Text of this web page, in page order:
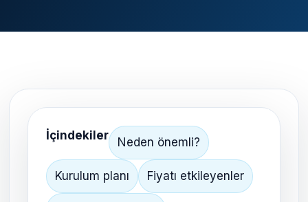
İçindekiler Neden önemli?
Kurulum planı Fiyatı etkileyenler